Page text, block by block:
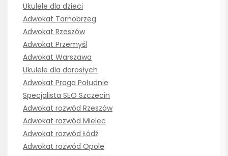
Ukulele dla dzieci
Adwokat Tarnobrzeg
Adwokat Rzeszów
Adwokat Przemyśl
Adwokat Warszawa
Ukulele dla dorosłych
Adwokat Praga Południe
Specjalista SEO Szczecin
Adwokat rozwód Rzeszów
Adwokat rozwód Mielec
Adwokat rozwód Łódź
Adwokat rozwód Opole